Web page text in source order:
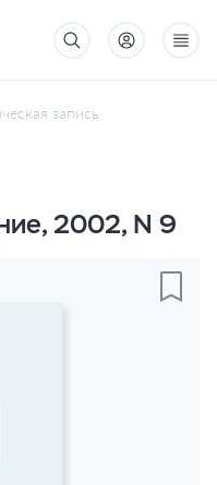
запись
2002, N 9